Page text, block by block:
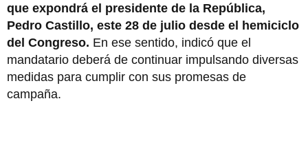
que expondrá el presidente de la República,
Pedro Castillo, este 28 de julio desde el hemiciclo
del Congreso. En ese sentido, indicó que el
mandatario deberá de continuar impulsando diversas
medidas para cumplir con sus promesas de
campaña.